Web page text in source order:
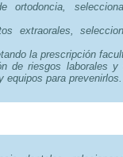
ortodoncia,
extraorales,
la prescripción
de riesgos laborales
para prevenirlos.